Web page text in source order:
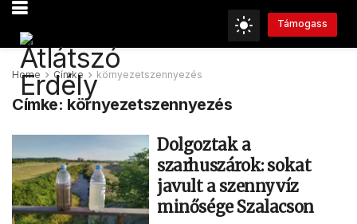
Támogass
Home Címke környezetszennyezés
Címke: környezetszennyezés
Dolgoztak a
szarhuszárok: sokat
javult a szennyvíz
minősége Szalacson